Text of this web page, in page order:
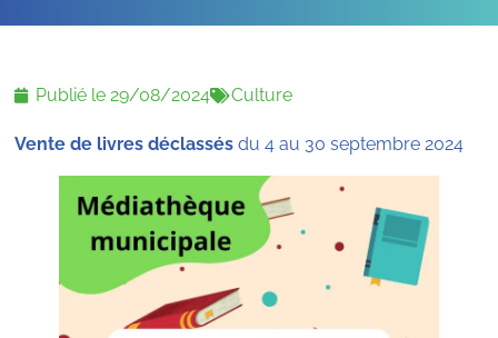
Publié le29/08/2024 Culture
Vente de livres déclassés du 4 au 30 septembre 2024